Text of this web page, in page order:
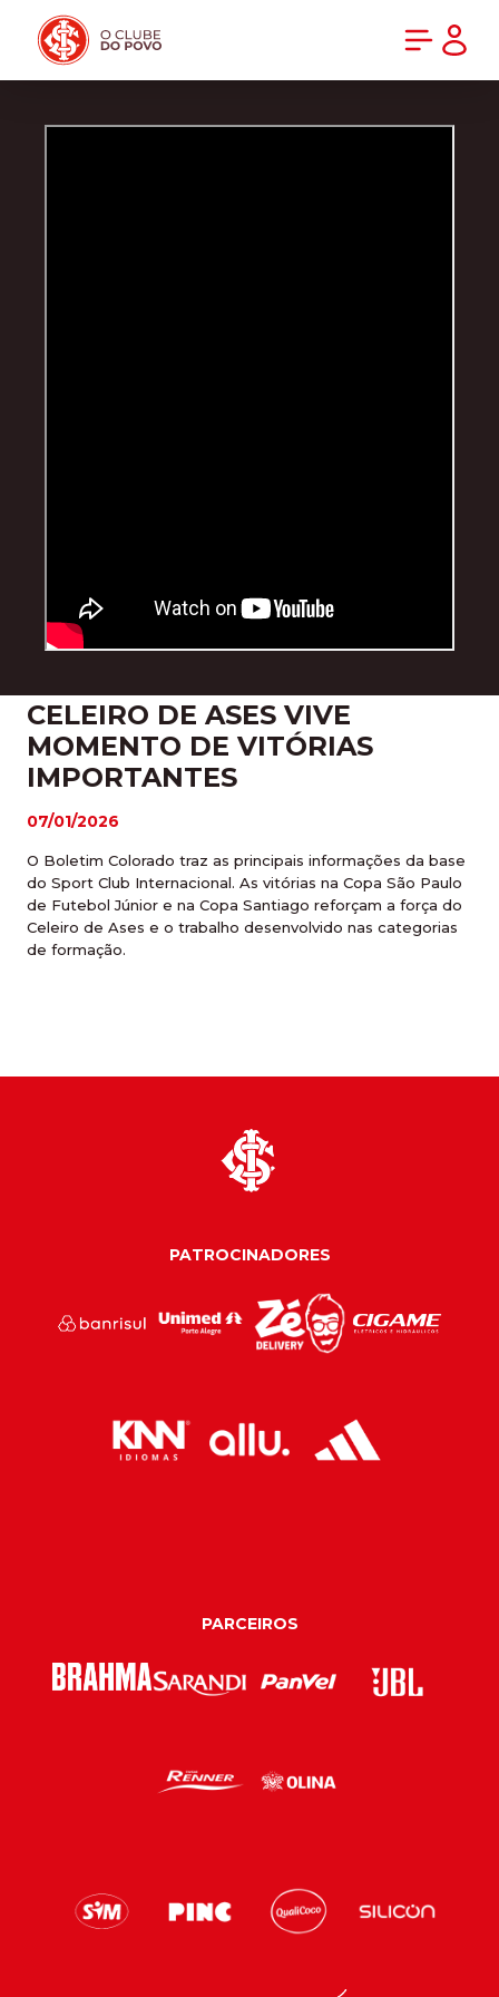
CELEIRO DE ASES VIVE
MOMENTO DE VITÓRIAS
IMPORTANTES
07/01/2026
O Boletim Colorado traz as principais informações da base
do Sport Club Internacional. As vitórias na Copa São Paulo
de Futebol Júnior e na Copa Santiago reforçam a força do
Celeiro de Ases e o trabalho desenvolvido nas categorias
de formação.
PATROCINADORES
PARCEIROS